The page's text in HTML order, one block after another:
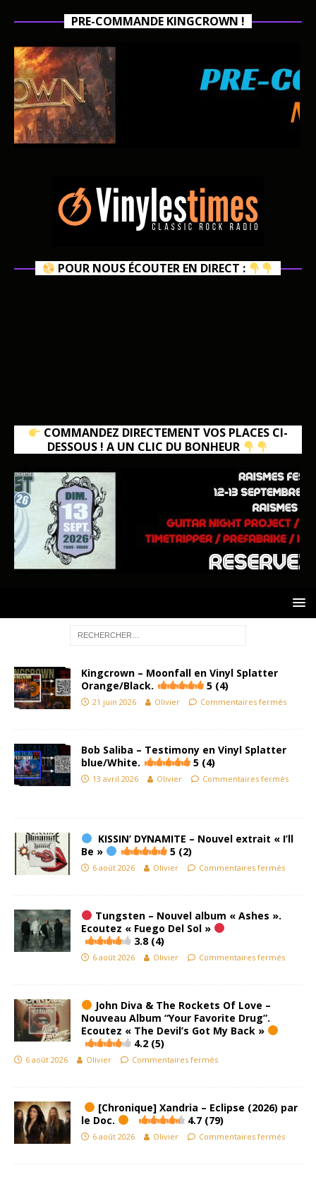
PRE-COMMANDE KINGCROWN !
POUR NOUS ÉCOUTER EN DIRECT :
COMMANDEZ DIRECTEMENT VOS PLACES CI-
DESSOUS ! A UN CLIC DU BONHEUR
Kingcrown – Moonfall en Vinyl Splatter
Orange/Black.
5 (4)
21 juin 2026 Olivier Commentaires fermés
Bob Saliba – Testimony en Vinyl Splatter
blue/White.
5 (4)
13 avril 2026 Olivier Commentaires fermés
KISSIN’ DYNAMITE – Nouvel extrait « I’ll
Be »
5 (2)
6 août 2026 Olivier Commentaires fermés
Tungsten – Nouvel album « Ashes ».
Ecoutez « Fuego Del Sol »
3.8 (4)
6 août 2026 Olivier Commentaires fermés
John Diva & The Rockets Of Love –
Nouveau Album “Your Favorite Drug”.
Ecoutez « The Devil’s Got My Back »
4.2 (5)
6 août 2026 Olivier Commentaires fermés
[Chronique] Xandria – Eclipse (2026) par
le Doc.
4.7 (79)
6 août 2026 Olivier Commentaires fermés